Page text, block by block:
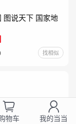
图说天下 国家地
找相似
购物车 我的当当